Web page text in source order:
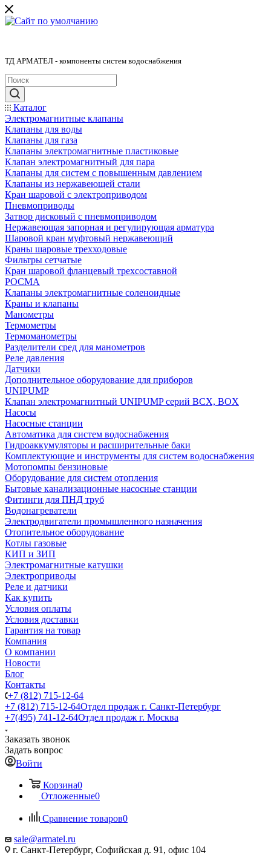
ТД АРМАТЕЛ - компоненты систем водоснабжения
Каталог
Электромагнитные клапаны
Клапаны для воды
Клапаны для газа
Клапаны электромагнитные пластиковые
Клапан электромагнитный для пара
Клапаны для систем с повышенным давлением
Клапаны из нержавеющей стали
Кран шаровой с электроприводом
Пневмоприводы
Затвор дисковый с пневмоприводом
Нержавеющая запорная и регулирующая арматура
Шаровой кран муфтовый нержавеющий
Краны шаровые трехходовые
Фильтры сетчатые
Кран шаровой фланцевый трехсоставной
РОСМА
Клапаны электромагнитные соленоидные
Краны и клапаны
Манометры
Термометры
Термоманометры
Разделители сред для манометров
Реле давления
Датчики
Дополнительное оборудование для приборов
UNIPUMP
Клапан электромагнитный UNIPUMP серий BCX, BOX
Насосы
Насосные станции
Автоматика для систем водоснабжения
Гидроаккумуляторы и расширительные баки
Комплектующие и инструменты для систем водоснабжения
Мотопомпы бензиновые
Оборудование для систем отопления
Бытовые канализационные насосные станции
Фитинги для ПНД труб
Водонагреватели
Электродвигатели промышленного назначения
Отопительное оборудование
Котлы газовые
КИП и ЗИП
Электромагнитные катушки
Электроприводы
Реле и датчики
Как купить
Условия оплаты
Условия доставки
Гарантия на товар
Компания
О компании
Новости
Блог
Контакты
+7 (812) 715-12-64
+7 (812) 715-12-64Отдел продаж г. Санкт-Петербург
+7(495) 741-12-64Отдел продаж г. Москва
Заказать звонок
Задать вопрос
Войти
Корзина0
Отложенные0
Сравнение товаров0
sale@armatel.ru
г. Санкт-Петербург, Софийская д. 91, офис 104